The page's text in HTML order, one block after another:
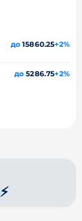
до15860.25+2%
до 5286.75+2%
⚡